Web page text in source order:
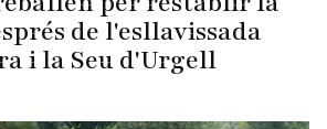
de l'esllavissada
i la Seu d'Urgell